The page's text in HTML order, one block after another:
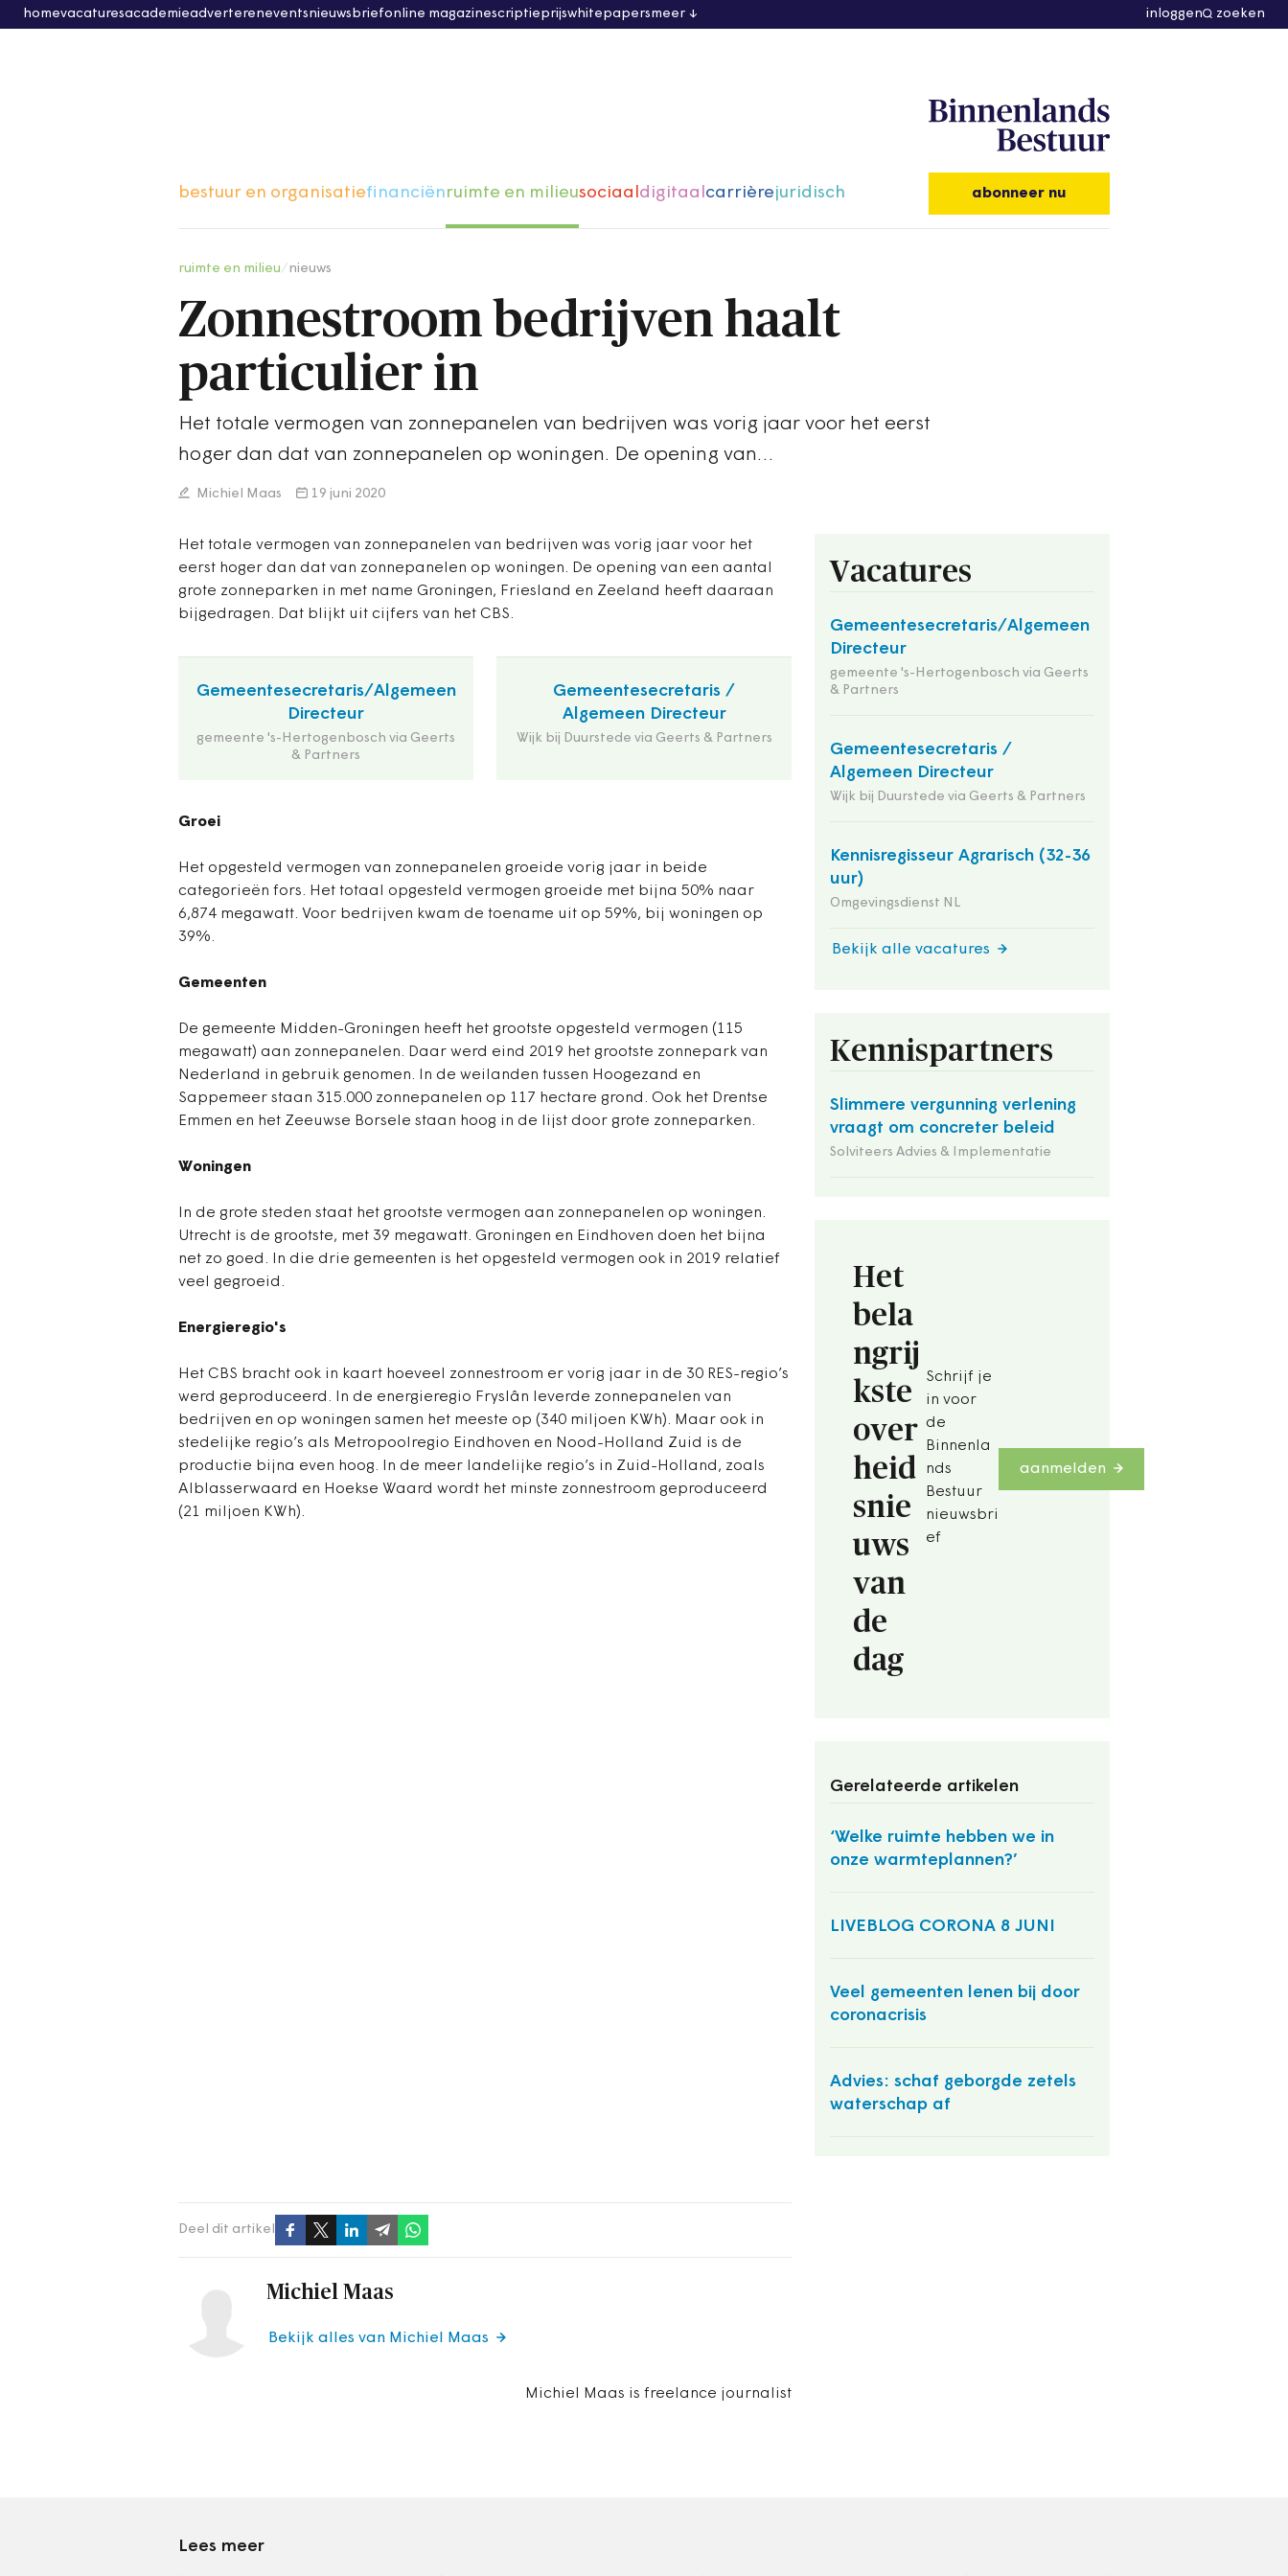
homevacaturesacademieadvertereneventsnieuwsbriefonline magazinescriptieprijswhitepapersmeer inloggen zoeken
bestuur en organisatiefinanciënruimte en milieusociaaldigitaalcarrièrejuridisch abonneer nu
ruimte en milieu nieuws
Zonnestroom bedrijven haalt
particulier in
Het totale vermogen van zonnepanelen van bedrijven was vorig jaar voor het eerst
hoger dan dat van zonnepanelen op woningen. De opening van…
Michiel Maas 19 juni 2020
Het totale vermogen van zonnepanelen van bedrijven was vorig jaar voor het
eerst hoger dan dat van zonnepanelen op woningen. De opening van een aantal
grote zonneparken in met name Groningen, Friesland en Zeeland heeft daaraan
bijgedragen. Dat blijkt uit cijfers van het CBS.
Gemeentesecretaris/Algemeen
Directeur
gemeente 's-Hertogenbosch via Geerts
& Partners
Gemeentesecretaris /
Algemeen Directeur
Wijk bij Duurstede via Geerts & Partners
Groei
Vacatures
Gemeentesecretaris/Algemeen
Directeur
gemeente 's-Hertogenbosch via Geerts
& Partners
Gemeentesecretaris /
Algemeen Directeur
Wijk bij Duurstede via Geerts & Partners
Kennisregisseur Agrarisch (32-36
uur)
Omgevingsdienst NL
Bekijk alle vacatures
Kennispartners
Slimmere vergunning verlening
vraagt om concreter beleid
Solviteers Advies & Implementatie
Het
bela
ngrij
kste
over
heid
snie
uws
van
de
dag
Schrijf je
in voor
de
Binnenla
nds
Bestuur
nieuwsbri
ef
aanmelden
Gerelateerde artikelen
‘Welke ruimte hebben we in
onze warmteplannen?’
LIVEBLOG CORONA 8 JUNI
Veel gemeenten lenen bij door
coronacrisis
Advies: schaf geborgde zetels
waterschap af
Het opgesteld vermogen van zonnepanelen groeide vorig jaar in beide
categorieën fors. Het totaal opgesteld vermogen groeide met bijna 50% naar
6,874 megawatt. Voor bedrijven kwam de toename uit op 59%, bij woningen op
39%.
Gemeenten
De gemeente Midden-Groningen heeft het grootste opgesteld vermogen (115
megawatt) aan zonnepanelen. Daar werd eind 2019 het grootste zonnepark van
Nederland in gebruik genomen. In de weilanden tussen Hoogezand en
Sappemeer staan 315.000 zonnepanelen op 117 hectare grond. Ook het Drentse
Emmen en het Zeeuwse Borsele staan hoog in de lijst door grote zonneparken.
Woningen
In de grote steden staat het grootste vermogen aan zonnepanelen op woningen.
Utrecht is de grootste, met 39 megawatt. Groningen en Eindhoven doen het bijna
net zo goed. In die drie gemeenten is het opgesteld vermogen ook in 2019 relatief
veel gegroeid.
Energieregio's
Het CBS bracht ook in kaart hoeveel zonnestroom er vorig jaar in de 30 RES-regio’s
werd geproduceerd. In de energieregio Fryslân leverde zonnepanelen van
bedrijven en op woningen samen het meeste op (340 miljoen KWh). Maar ook in
stedelijke regio’s als Metropoolregio Eindhoven en Nood-Holland Zuid is de
productie bijna even hoog. In de meer landelijke regio’s in Zuid-Holland, zoals
Alblasserwaard en Hoekse Waard wordt het minste zonnestroom geproduceerd
(21 miljoen KWh).
Deel dit artikel
Michiel Maas
Michiel Maas is freelance journalist
Bekijk alles van Michiel Maas
Lees meer